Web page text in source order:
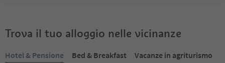
Trova il tuo alloggio nelle vicinanze
Hotel & Pensione Bed & Breakfast
Vacanze in agriturismo